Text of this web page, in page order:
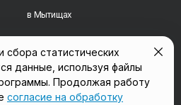
в Мытищах
в Люберцах
в Королёве
статистических
данные, используя файлы
Продолжая работу
согласие на обработку